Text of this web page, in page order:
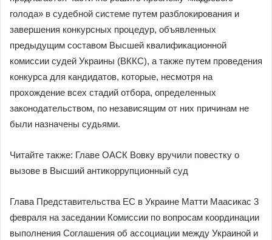
голода» в судебной системе путем разблокирования и
завершения конкурсных процедур, объявленных
предыдущим составом Высшей квалификационной
комиссии судей Украины (ВККС), а также путем проведения
конкурса для кандидатов, которые, несмотря на
прохождение всех стадий отбора, определенных
законодательством, по независящим от них причинам не
были назначены судьями.
Читайте также: Главе ОАСК Вовку вручили повестку о
вызове в Высший антикоррупционный суд
Глава Представительства ЕС в Украине Матти Маасикас 3
февраля на заседании Комиссии по вопросам координации
выполнения Соглашения об ассоциации между Украиной и